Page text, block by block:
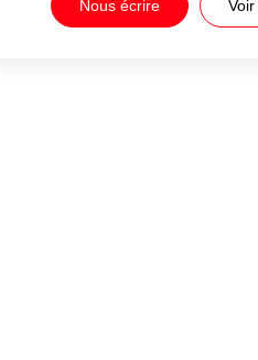
Nous écrire